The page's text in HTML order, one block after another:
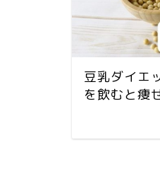
豆乳ダイエ
を飲むと痩